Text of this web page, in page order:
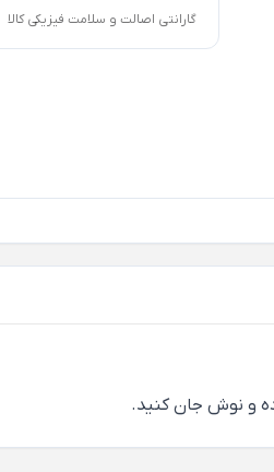
گارانتی اصالت و سلامت فیزیکی کالا
و نوش جان کنید.